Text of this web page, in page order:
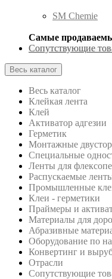
SM Chemie
Самые
Сопутствующие
Весь каталог
Весь каталог
Клейкая лента
Клей
Активатор адгезии
Герметик
Монтажные
Специальные
Ленты для
Распускаемые
Промышленные
Клеи - герметики
Праймеры и
Материалы для
Абразивные
Оборудование по
Конвертинг и
Отрасли
Сопутствующие